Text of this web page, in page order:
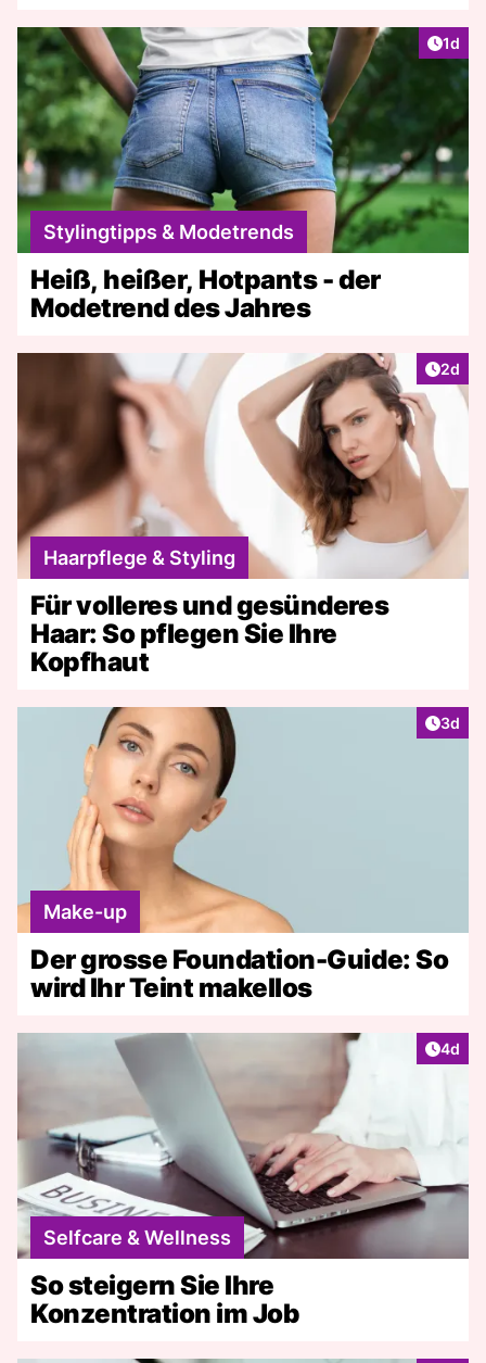
1d
Stylingtipps & Modetrends
Heiß, heißer, Hotpants - der
Modetrend des Jahres
2d
Haarpflege & Styling
Für volleres und gesünderes
Haar: So pflegen Sie Ihre
Kopfhaut
3d
Make-up
Der grosse Foundation-Guide: So
wird Ihr Teint makellos
4d
Selfcare & Wellness
So steigern Sie Ihre
Konzentration im Job